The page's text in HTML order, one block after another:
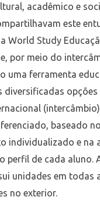
acadêmico e
este
World Study
por meio do
uma ferramenta
diversificadas opções
baseado no
individualizado e na
perfil de cada aluno.
unidades em todas
no exterior.